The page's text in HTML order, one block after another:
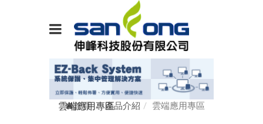
首頁 產品介紹 雲端應用專區
雲端應用專區